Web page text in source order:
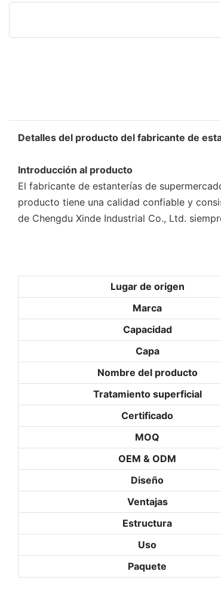
Detalles del producto del fabricante de
Introducción al producto
El fabricante de estanterías de
producto tiene una calidad confiable y
de Chengdu Xinde Industrial Co., Ltd.
Lugar de origen
Marca
Capacidad
Capa
Nombre del producto
Tratamiento superficial
Certificado
MOQ
OEM & ODM
Diseño
Ventajas
Estructura
Uso
Paquete